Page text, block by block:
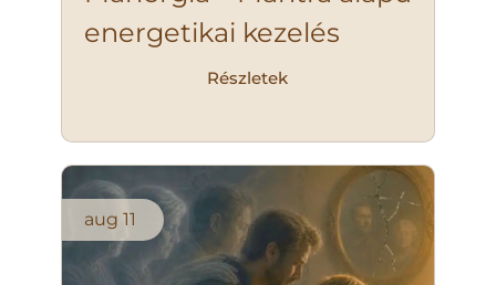
energetikai kezelés
Részletek
aug 11